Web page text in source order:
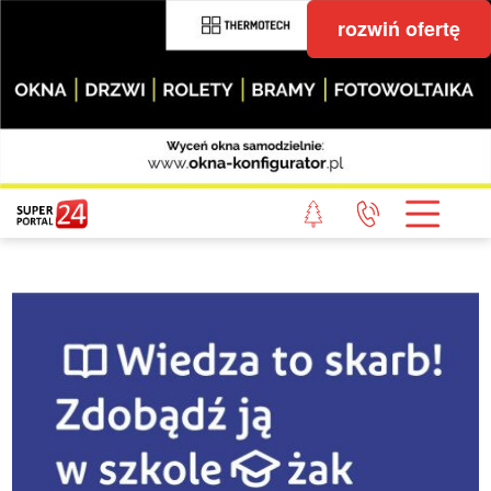
rozwiń ofertę
STRONA GŁÓWNA
POWIAT GRYFICKI
STUDIO SUPERPORTALU
KONTAKT
REDAKCJA
REGULAMIN